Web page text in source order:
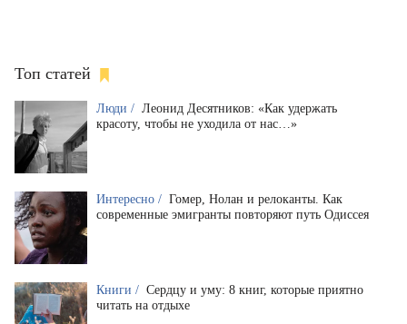
Топ статей
Люди / Леонид Десятников: «Как удержать
красоту, чтобы не уходила от нас…»
Интересно / Гомер, Нолан и релоканты. Как
современные эмигранты повторяют путь Одиссея
Книги / Сердцу и уму: 8 книг, которые приятно
читать на отдыхе